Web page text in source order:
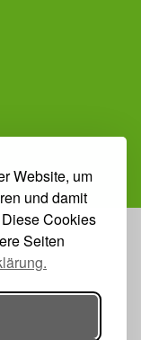
Website, um
und damit
Cookies
Seiten